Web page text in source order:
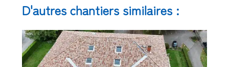
D'autres chantiers similaires :